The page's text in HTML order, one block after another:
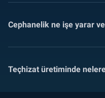
Cephanelik ne işe yarar ve
Teçhizat üretiminde